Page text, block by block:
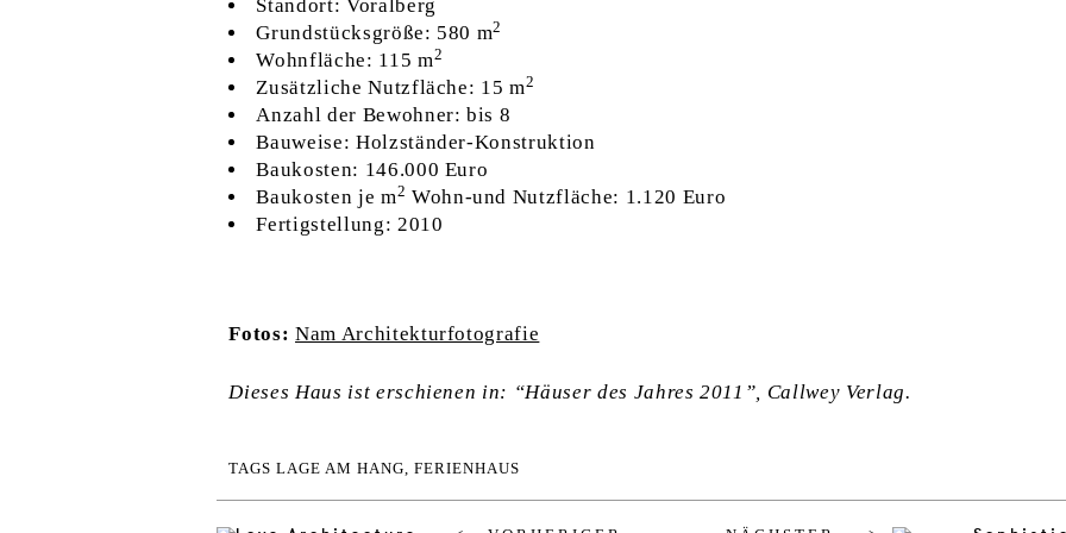
Standort: Voralberg
Grundstücksgröße: 580 m2
Wohnfläche: 115 m2
Zusätzliche Nutzfläche: 15 m2
Anzahl der Bewohner: bis 8
Bauweise: Holzständer-Konstruktion
Baukosten: 146.000 Euro
Baukosten je m2 Wohn-und Nutzfläche: 1.120 Euro
Fertigstellung: 2010
Fotos:Nam Architekturfotografie
Dieses Haus ist erschienen in: “Häuser des Jahres 2011”, Callwey Verlag.
TAGSLAGE AM HANG,FERIENHAUS